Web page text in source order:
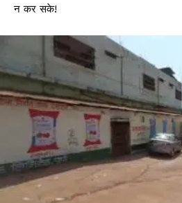
न कर सके!